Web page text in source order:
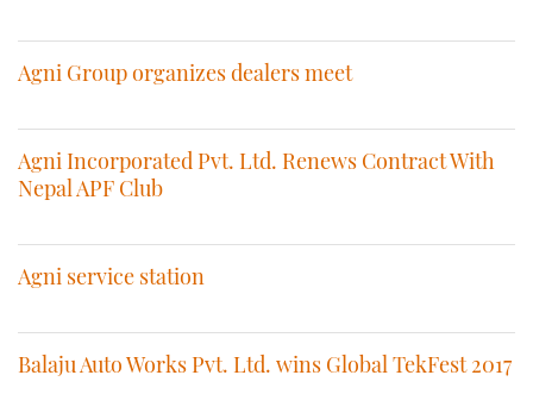
Agni Group organizes dealers meet
Agni Incorporated Pvt. Ltd. Renews Contract With
Nepal APF Club
Agni service station
Balaju Auto Works Pvt. Ltd. wins Global TekFest 2017